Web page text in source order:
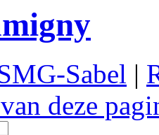
Sabel |
deze